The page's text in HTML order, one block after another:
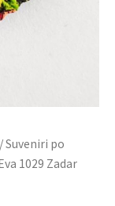
/Suveniri po
1029 Zadar